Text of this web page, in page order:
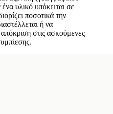
υλικό υπόκειται σε
ποσοτικά την
ή να
στις ασκούμενες